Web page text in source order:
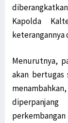
Kapolda
keterangannya
Menurutnya,
akan bertugas